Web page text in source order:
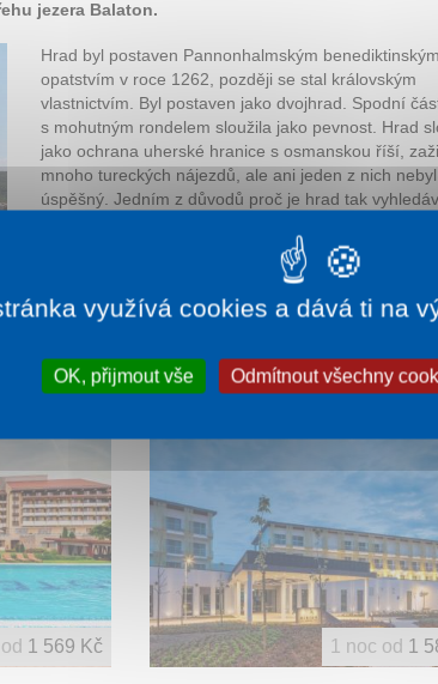
jezera Balaton.
Hrad byl postaven Pannonhalmským benediktinským
opatstvím v roce 1262, později se stal královským
vlastnictvím. Byl postaven jako dvojhrad. Spodní
s mohutným rondelem sloužila jako pevnost. Hrad
jako ochrana uherské hranice s osmanskou říší,
mnoho tureckých nájezdů, ale ani jeden z nich nebyl
úspěšný. Jedním z důvodů proč je hrad tak
1 569 Kč 1 noc od 1
využívá cookies a dává ti na
OK, přijmout vše Odmítnout všechny